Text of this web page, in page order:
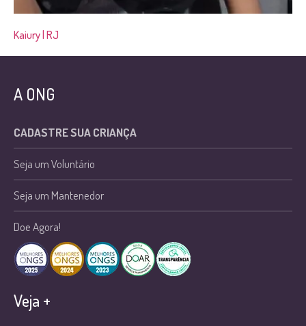
Kaiury | RJ
A ONG
CADASTRE SUA CRIANÇA
Seja um Voluntário
Seja um Mantenedor
Doe Agora!
Veja +